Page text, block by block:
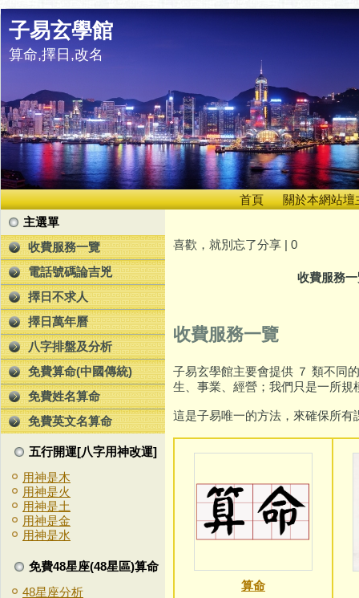
子易玄學館
算命,擇日,改名
首頁
關於本網站壇
主選單
收費服務一覽
電話號碼論吉兇
擇日不求人
擇日萬年曆
八字排盤及分析
免費算命(中國傳統)
免費姓名算命
免費英文名算命
五行開運[八字用神改運]
用神是木
用神是火
用神是土
用神是金
用神是水
免費48星座(48星區)算命
48星座分析
喜歡，就別忘了分享 | 0
收費服務
收費服務一覽
子易玄學館主要會提供 ７ 類不同
生、事業、經營；我們只是一所
這是子易唯一的方法，來確保所
算命